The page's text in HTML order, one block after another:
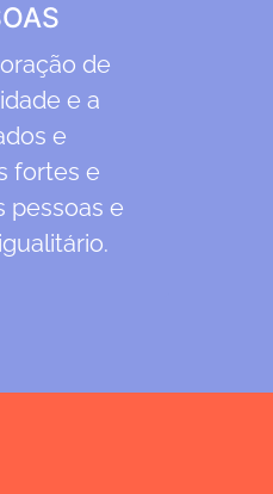
de
e a
e
fortes e
pessoas e